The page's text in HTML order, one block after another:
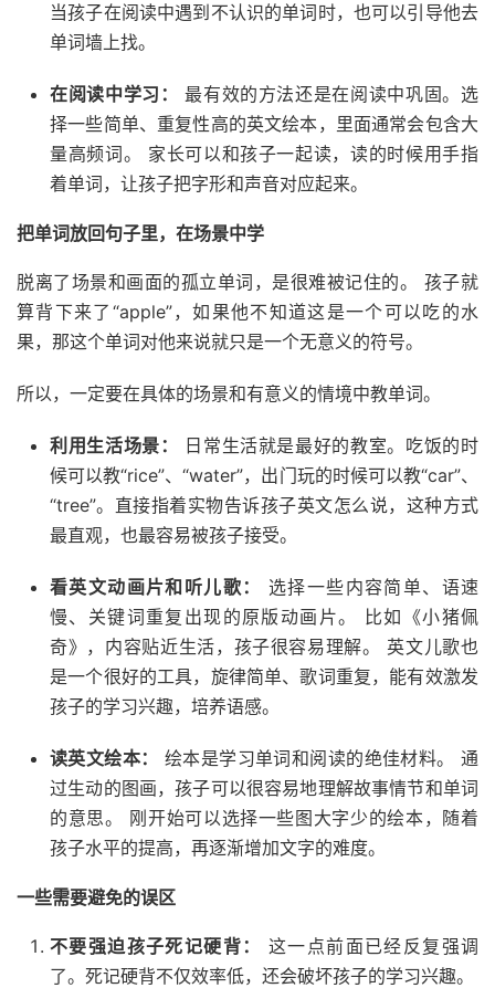
当孩子在阅读中遇到不认识的单词时，也可以引导他去
单词墙上找。
在阅读中学习：
最有效的方法还是在阅读中巩固。选
择一些简单、重复性高的英文绘本，里面通常会包含大
量高频词。 家长可以和孩子一起读，读的时候用手指
着单词，让孩子把字形和声音对应起来。
把单词放回句子里，在场景中学
脱离了场景和画面的孤立单词，是很难被记住的。 孩子就
算背下来了“apple”，如果他不知道这是一个可以吃的水
果，那这个单词对他来说就只是一个无意义的符号。
所以，一定要在具体的场景和有意义的情境中教单词。
利用生活场景：
日常生活就是最好的教室。吃饭的时
候可以教“rice”、“water”，出门玩的时候可以教“car”、
“tree”。直接指着实物告诉孩子英文怎么说，这种方式
最直观，也最容易被孩子接受。
看英文动画片和听儿歌：
选择一些内容简单、语速
慢、关键词重复出现的原版动画片。 比如《小猪佩
奇》，内容贴近生活，孩子很容易理解。 英文儿歌也
是一个很好的工具，旋律简单、歌词重复，能有效激发
孩子的学习兴趣，培养语感。
读英文绘本：
绘本是学习单词和阅读的绝佳材料。 通
过生动的图画，孩子可以很容易地理解故事情节和单词
的意思。 刚开始可以选择一些图大字少的绘本，随着
孩子水平的提高，再逐渐增加文字的难度。
一些需要避免的误区
不要强迫孩子死记硬背：
这一点前面已经反复强调
了。死记硬背不仅效率低，还会破坏孩子的学习兴趣。